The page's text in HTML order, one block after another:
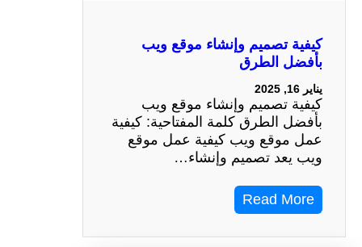
كيفية تصميم وإنشاء موقع ويب
بأفضل الطرق
كيفية تصميم وإنشاء موقع ويب
بأفضل الطرق كلمة المفتاحية: كيفية
عمل موقع ويب كيفية عمل موقع
ويب يعد تصميم وإنشاء…
Read More